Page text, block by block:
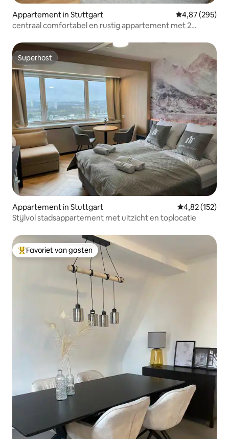
Appartement in Stuttgart Gemiddelde
4,87 (295)
centraal comfortabel en rustig appartement met 2
Superhost
Superhost
Appartement in Stuttgart Gemiddelde
4,82 (152)
Stijlvol stadsappartement met uitzicht en toplocatie
Topfavoriet van gasten
Favoriet van gasten